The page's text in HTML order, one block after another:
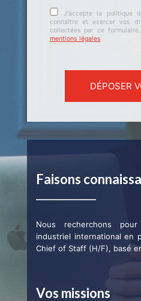
J'accepte la politique
connaître et exercer vos
collectées par ce
mentions légales
Veuillez laisser ce
Faisons
Nous recherchons
industriel international en
Chief of Staff (H/F), basé
Vos missions